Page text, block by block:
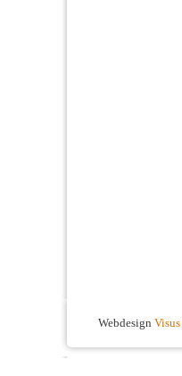
Webdesign Visus